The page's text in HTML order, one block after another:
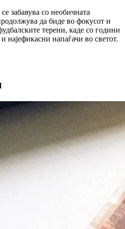
забавува со необичната
да биде во фокусот и
терени, каде со години
најефикасни напаѓачи во светот.